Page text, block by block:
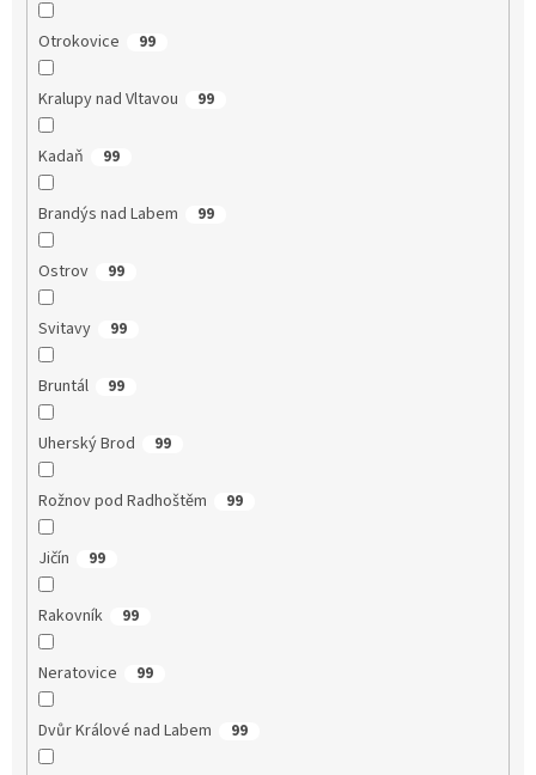
Otrokovice 99
Kralupy nad Vltavou 99
Kadaň 99
Brandýs nad Labem 99
Ostrov 99
Svitavy 99
Bruntál 99
Uherský Brod 99
Rožnov pod Radhoštěm 99
Jičín 99
Rakovník 99
Neratovice 99
Dvůr Králové nad Labem 99